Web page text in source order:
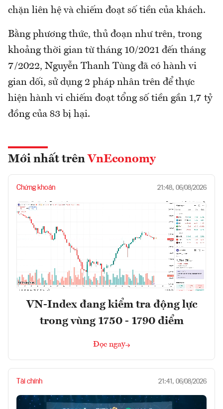
chặn liên hệ và chiếm đoạt số tiền của khách.
Bằng phương thức, thủ đoạn như trên, trong
khoảng thời gian từ tháng 10/2021 đến tháng
7/2022, Nguyễn Thanh Tùng đã có hành vi
gian dối, sử dụng 2 pháp nhân trên để thực
hiện hành vi chiếm đoạt tổng số tiền gần 1,7 tỷ
đồng của 83 bị hại.
Mới nhất trên VnEconomy
Chứng khoán 21:48, 06/08/2026
VN-Index đang kiểm tra động lực
trong vùng 1750 - 1790 điểm
Đọc ngay
Tài chính 21:41, 06/08/2026